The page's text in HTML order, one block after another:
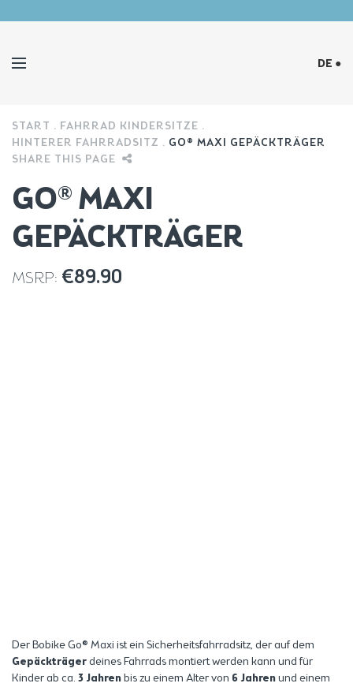
DE ●
START
FAHRRAD KINDERSITZE
HINTERER FAHRRADSITZ
GO® MAXI GEPÄCKTRÄGER
SHARE THIS PAGE
GO® MAXI
GEPÄCKTRÄGER
MSRP: €89.90
Der Bobike Go® Maxi ist ein Sicherheitsfahrradsitz, der auf dem
Gepäckträgerdeines Fahrrads montiert werden kann und für
Kinder ab ca. 3 Jahrenbis zu einem Alter von 6 Jahrenund einem